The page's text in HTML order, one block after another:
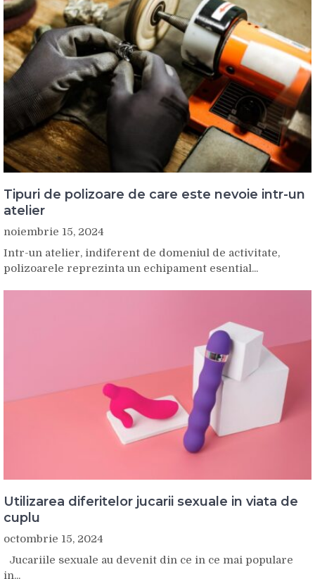
Tipuri de polizoare de care este nevoie intr-un
atelier
noiembrie 15, 2024
Intr-un atelier, indiferent de domeniul de activitate,
polizoarele reprezinta un echipament esential...
Utilizarea diferitelor jucarii sexuale in viata de
cuplu
octombrie 15, 2024
Jucariile sexuale au devenit din ce in ce mai populare
in...